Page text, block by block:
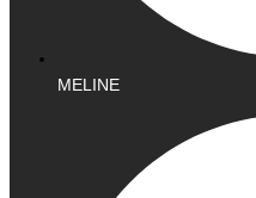
MELINE